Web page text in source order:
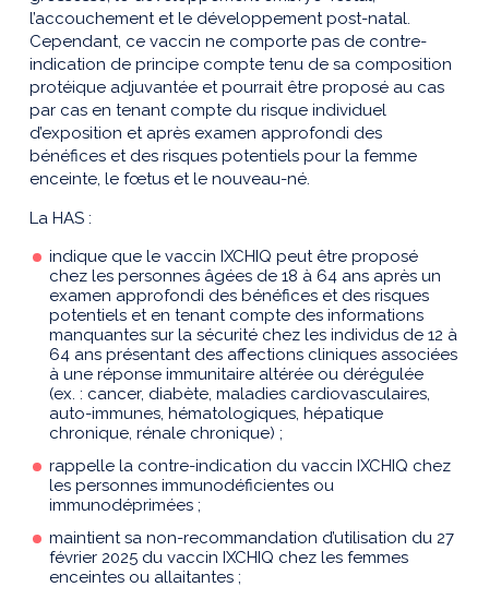
l’accouchement et le développement post-natal.
Cependant, ce vaccin ne comporte pas de contre-
indication de principe compte tenu de sa composition
protéique adjuvantée et pourrait être proposé au cas
par cas en tenant compte du risque individuel
d’exposition et après examen approfondi des
bénéfices et des risques potentiels pour la femme
enceinte, le fœtus et le nouveau-né.
La HAS :
indique que le vaccin IXCHIQ peut être proposé
chez les personnes âgées de 18 à 64 ans après un
examen approfondi des bénéfices et des risques
potentiels et en tenant compte des informations
manquantes sur la sécurité chez les individus de 12 à
64 ans présentant des affections cliniques associées
à une réponse immunitaire altérée ou dérégulée
(ex. : cancer, diabète, maladies cardiovasculaires,
auto-immunes, hématologiques, hépatique
chronique, rénale chronique) ;
rappelle la contre-indication du vaccin IXCHIQ chez
les personnes immunodéficientes ou
immunodéprimées ;
maintient sa non-recommandation d’utilisation du 27
février 2025 du vaccin IXCHIQ chez les femmes
enceintes ou allaitantes ;